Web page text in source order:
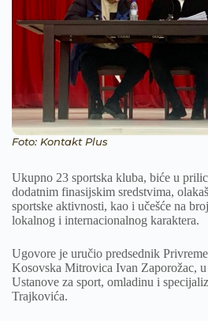
Foto: Kontakt Plus
Ukupno 23 sportska kluba, biće u
dodatnim finasijskim sredstvima,
sportske aktivnosti, kao i učešće na
lokalnog i internacionalnog karaktera.
Ugovore je uručio predsednik
Kosovska Mitrovica Ivan Zaporožac,
Ustanove za sport, omladinu i
Trajkovića.